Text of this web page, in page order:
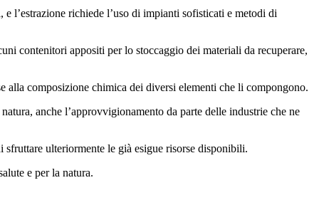
l’estrazione richiede l’uso di impianti sofisticati e metodi di
contenitori appositi per lo stoccaggio dei materiali da recuperare,
alla composizione chimica dei diversi elementi che li compongono.
anche l’approvvigionamento da parte delle industrie che ne
ulteriormente le già esigue risorse disponibili.
e per la natura.